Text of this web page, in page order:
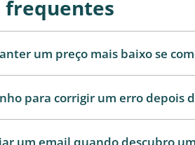
frequentes
um preço mais baixo se
para corrigir um erro depois